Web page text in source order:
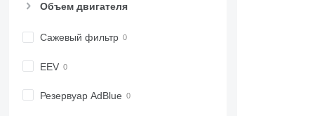
Объем двигателя
Сажевый фильтр
EEV
Резервуар AdBlue